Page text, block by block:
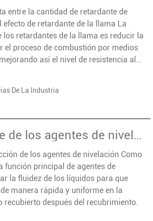
entre la cantidad de retardante de
efecto de retardante de la llama La
retardantes de la llama es reducir la
el proceso de combustión por medios
así el nivel de resistencia al...
De La Industria
El papel clave de los agentes de nivelación en la industria de recubrimiento y tinta: optimización de la calidad y apariencia del revestimiento
de los agentes de nivelación Como
función principal de agentes de
la fluidez de los líquidos para que
manera rápida y uniforme en la
recubierto después del recubrimiento.